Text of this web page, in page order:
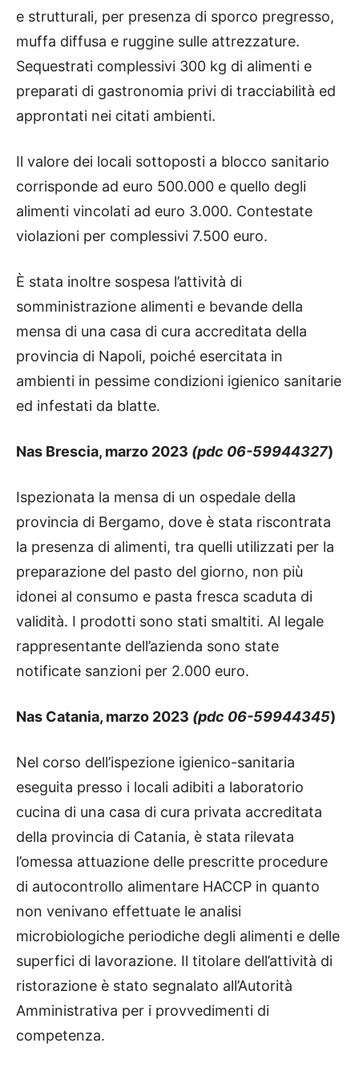
e strutturali, per presenza di sporco pregresso,
muffa diffusa e ruggine sulle attrezzature.
Sequestrati complessivi 300 kg di alimenti e
preparati di gastronomia privi di tracciabilità ed
approntati nei citati ambienti.
Il valore dei locali sottoposti a blocco sanitario
corrisponde ad euro 500.000 e quello degli
alimenti vincolati ad euro 3.000. Contestate
violazioni per complessivi 7.500 euro.
È stata inoltre sospesa l’attività di
somministrazione alimenti e bevande della
mensa di una casa di cura accreditata della
provincia di Napoli, poiché esercitata in
ambienti in pessime condizioni igienico sanitarie
ed infestati da blatte.
Nas Brescia, marzo 2023 (pdc 06-59944327)
Ispezionata la mensa di un ospedale della
provincia di Bergamo, dove è stata riscontrata
la presenza di alimenti, tra quelli utilizzati per la
preparazione del pasto del giorno, non più
idonei al consumo e pasta fresca scaduta di
validità. I prodotti sono stati smaltiti. Al legale
rappresentante dell’azienda sono state
notificate sanzioni per 2.000 euro.
Nas Catania, marzo 2023 (pdc 06-59944345)
Nel corso dell’ispezione igienico-sanitaria
eseguita presso i locali adibiti a laboratorio
cucina di una casa di cura privata accreditata
della provincia di Catania, è stata rilevata
l’omessa attuazione delle prescritte procedure
di autocontrollo alimentare HACCP in quanto
non venivano effettuate le analisi
microbiologiche periodiche degli alimenti e delle
superfici di lavorazione. Il titolare dell’attività di
ristorazione è stato segnalato all’Autorità
Amministrativa per i provvedimenti di
competenza.